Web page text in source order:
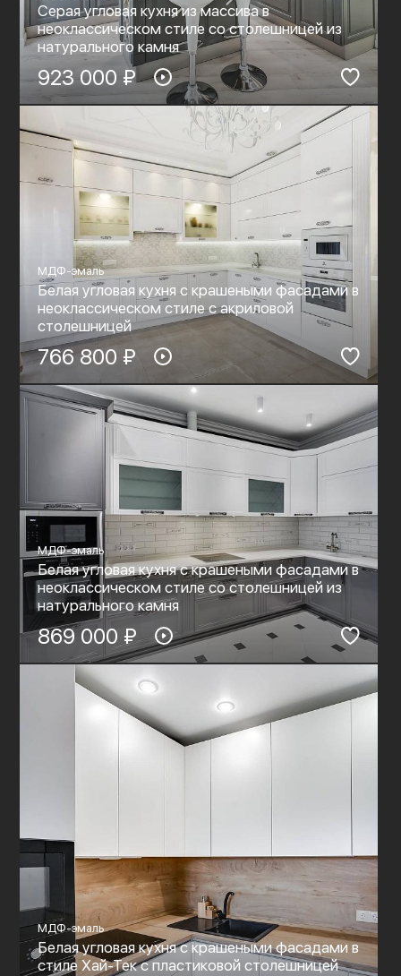
Серая угловая кухня из массива в
неоклассическом стиле со столешницей из
натурального камня
923 000 ₽
МДФ-эмаль
Белая угловая кухня с крашеными фасадами в
неоклассическом стиле c акриловой
столешницей
766 800 ₽
МДФ-эмаль
Белая угловая кухня с крашеными фасадами в
неоклассическом стиле со столешницей из
натурального камня
869 000 ₽
МДФ-эмаль
Белая угловая кухня с крашеными фасадами в
стиле Хай-Тек с пластиковой столешницей